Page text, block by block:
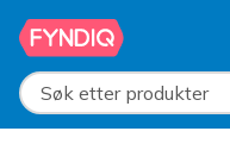
Hopp til
Søk etter produkter